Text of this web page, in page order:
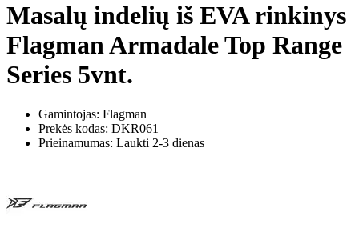
Masalų indelių iš EVA rinkinys
Flagman Armadale Top Range
Series 5vnt.
Gamintojas: Flagman
Prekės kodas: DKR061
Prieinamumas: Laukti 2-3 dienas